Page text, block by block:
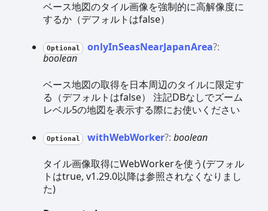
ベース地図のタイル画像を強制的に高解像度に
するか（デフォルトはfalse）
Optional onlyInSeasNearJapanArea?:
boolean
ベース地図の取得を日本周辺のタイルに限定す
る（デフォルトはfalse） 注記DBなしでズーム
レベル5の地図を表示する際にお使いください
Optional withWebWorker?: boolean
タイル画像取得にWebWorkerを使う(デフォル
トはtrue, v1.29.0以降は参照されなくなりまし
た)